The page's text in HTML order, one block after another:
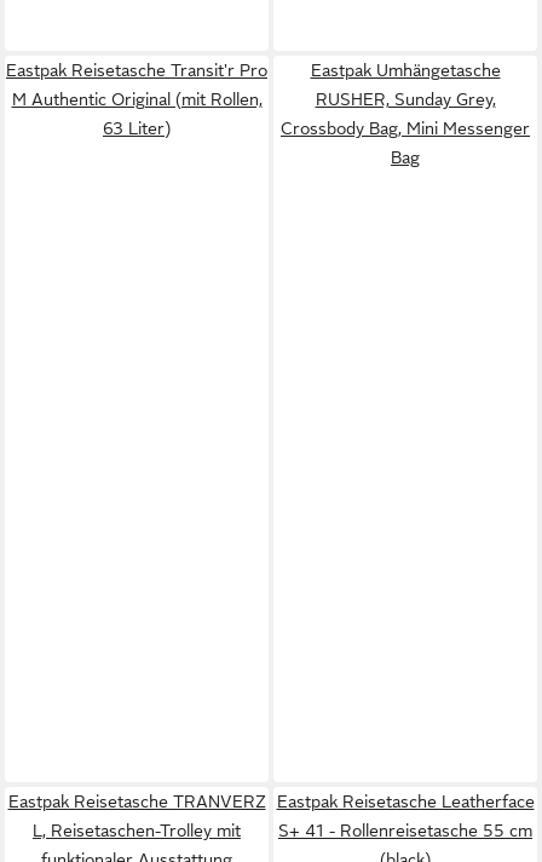
Eastpak Reisetasche Transit'r Pro
M Authentic Original (mit Rollen,
63 Liter)
Eastpak Umhängetasche
RUSHER, Sunday Grey,
Crossbody Bag, Mini Messenger
Bag
Eastpak Reisetasche TRANVERZ
L, Reisetaschen-Trolley mit
Eastpak Reisetasche Leatherface
S+ 41 - Rollenreisetasche 55 cm